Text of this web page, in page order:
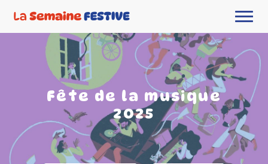
Fête de la musique
2025